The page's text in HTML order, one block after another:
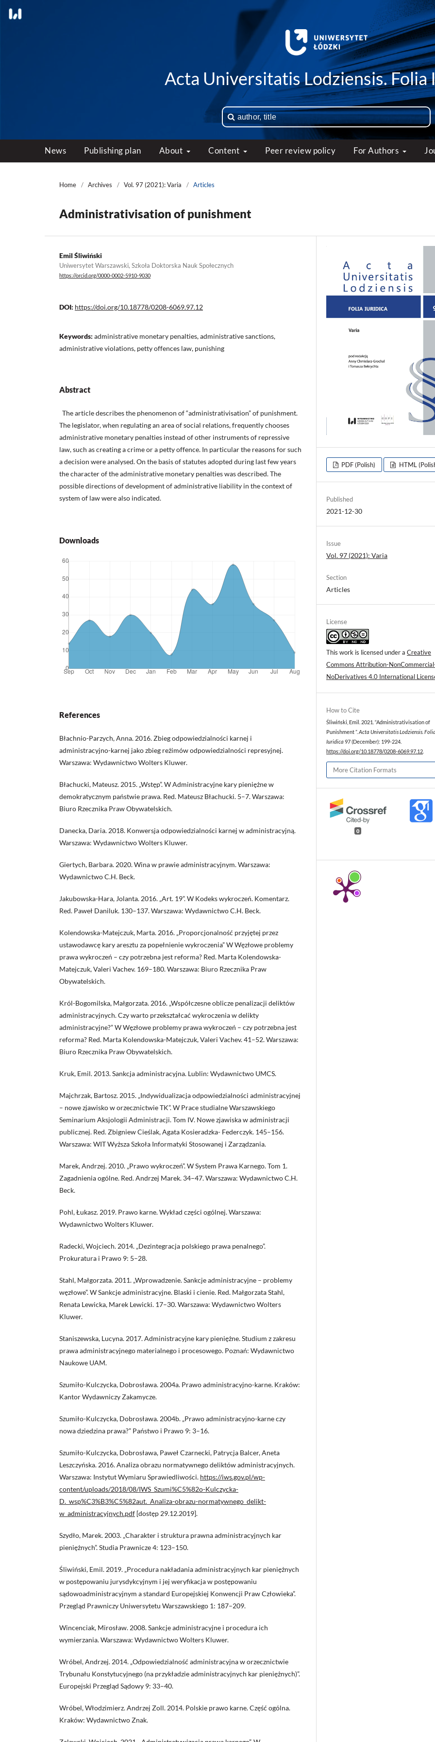
Acta Universitatis Lodziensis. Folia
News Publishing plan About Content Peer review policy For Authors
Home / Archives / Vol. 97 (2021): Varia / Articles
Administrativisation of punishment
Emil Śliwiński
Uniwersytet Warszawski, Szkoła Doktorska Nauk Społecznych
https://orcid.org/0000-0002-5910-9030
DOI: https://doi.org/10.18778/0208-6069.97.12
Keywords: administrative monetary penalties, administrative sanctions,
administrative violations, petty offences law, punishing
Abstract
The article describes the phenomenon of “administrativisation” of punishment.
The legislator, when regulating an area of social relations, frequently chooses
administrative monetary penalties instead of other instruments of repressive
law, such as creating a crime or a petty offence. In particular the reasons for such
a decision were analysed. On the basis of statutes adopted during last few years
the character of the administrative monetary penalties was described. The
possible directions of development of administrative liability in the context of
system of law were also indicated.
Downloads
References
Błachnio-Parzych, Anna. 2016. Zbieg odpowiedzialności karnej i
administracyjno-karnej jako zbieg reżimów odpowiedzialności represyjnej.
Warszawa: Wydawnictwo Wolters Kluwer.
Błachucki, Mateusz. 2015. „Wstęp”. W Administracyjne kary pieniężne w
demokratycznym państwie prawa. Red. Mateusz Błachucki. 5–7. Warszawa:
Biuro Rzecznika Praw Obywatelskich.
Danecka, Daria. 2018. Konwersja odpowiedzialności karnej w administracyjną.
Warszawa: Wydawnictwo Wolters Kluwer.
Giertych, Barbara. 2020. Wina w prawie administracyjnym. Warszawa:
Wydawnictwo C.H. Beck.
Jakubowska-Hara, Jolanta. 2016. „Art. 19”. W Kodeks wykroczeń. Komentarz.
Red. Paweł Daniluk. 130–137. Warszawa: Wydawnictwo C.H. Beck.
Kolendowska-Matejczuk, Marta. 2016. „Proporcjonalność przyjętej przez
ustawodawcę kary aresztu za popełnienie wykroczenia” W Węzłowe problemy
prawa wykroczeń – czy potrzebna jest reforma? Red. Marta Kolendowska-
Matejczuk, Valeri Vachev. 169–180. Warszawa: Biuro Rzecznika Praw
Obywatelskich.
Król-Bogomilska, Małgorzata. 2016. „Współczesne oblicze penalizacji deliktów
administracyjnych. Czy warto przekształcać wykroczenia w delikty
administracyjne?” W Węzłowe problemy prawa wykroczeń – czy potrzebna jest
reforma? Red. Marta Kolendowska-Matejczuk, Valeri Vachev. 41–52. Warszawa:
Biuro Rzecznika Praw Obywatelskich.
Kruk, Emil. 2013. Sankcja administracyjna. Lublin: Wydawnictwo UMCS.
Majchrzak, Bartosz. 2015. „Indywidualizacja odpowiedzialności administracyjnej
– nowe zjawisko w orzecznictwie TK”. W Prace studialne Warszawskiego
Seminarium Aksjologii Administracji. Tom IV. Nowe zjawiska w administracji
publicznej. Red. Zbigniew Cieślak, Agata Kosieradzka- Federczyk. 145–156.
Warszawa: WIT Wyższa Szkoła Informatyki Stosowanej i Zarządzania.
Marek, Andrzej. 2010. „Prawo wykroczeń”. W System Prawa Karnego. Tom 1.
Zagadnienia ogólne. Red. Andrzej Marek. 34–47. Warszawa: Wydawnictwo C.H.
Beck.
Pohl, Łukasz. 2019. Prawo karne. Wykład części ogólnej. Warszawa:
Wydawnictwo Wolters Kluwer.
Radecki, Wojciech. 2014. „Dezintegracja polskiego prawa penalnego”.
Prokuratura i Prawo 9: 5–28.
Stahl, Małgorzata. 2011. „Wprowadzenie. Sankcje administracyjne – problemy
węzłowe”. W Sankcje administracyjne. Blaski i cienie. Red. Małgorzata Stahl,
Renata Lewicka, Marek Lewicki. 17–30. Warszawa: Wydawnictwo Wolters
Kluwer.
Staniszewska, Lucyna. 2017. Administracyjne kary pieniężne. Studium z zakresu
prawa administracyjnego materialnego i procesowego. Poznań: Wydawnictwo
Naukowe UAM.
Szumiło-Kulczycka, Dobrosława. 2004a. Prawo administracyjno-karne. Kraków:
Kantor Wydawniczy Zakamycze.
Szumiło-Kulczycka, Dobrosława. 2004b. „Prawo administracyjno-karne czy
nowa dziedzina prawa?” Państwo i Prawo 9: 3–16.
Szumiło-Kulczycka, Dobrosława, Paweł Czarnecki, Patrycja Balcer, Aneta
Leszczyńska. 2016. Analiza obrazu normatywnego deliktów administracyjnych.
Warszawa: Instytut Wymiaru Sprawiedliwości. https://iws.gov.pl/wp-
content/uploads/2018/08/IWS_Szumi%C5%82o-Kulczycka-
D._wsp%C3%B3%C5%82aut._Analiza-obrazu-normatywnego_delikt-
w_administracyjnych.pdf [dostęp 29.12.2019].
Szydło, Marek. 2003. „Charakter i struktura prawna administracyjnych kar
pieniężnych”. Studia Prawnicze 4: 123–150.
Śliwiński, Emil. 2019. „Procedura nakładania administracyjnych kar pieniężnych
w postępowaniu jurysdykcyjnym i jej weryfikacja w postępowaniu
sądowoadministracyjnym a standard Europejskiej Konwencji Praw Człowieka”.
Przegląd Prawniczy Uniwersytetu Warszawskiego 1: 187–209.
Wincenciak, Mirosław. 2008. Sankcje administracyjne i procedura ich
wymierzania. Warszawa: Wydawnictwo Wolters Kluwer.
Wróbel, Andrzej. 2014. „Odpowiedzialność administracyjna w orzecznictwie
Trybunału Konstytucyjnego (na przykładzie administracyjnych kar pieniężnych)”.
Europejski Przegląd Sądowy 9: 33–40.
Wróbel, Włodzimierz. Andrzej Zoll. 2014. Polskie prawo karne. Część ogólna.
Kraków: Wydawnictwo Znak.
PDF (Polish) HTML
Published
2021-12-30
Issue
Vol. 97 (2021): Varia
Section
Articles
License
This work is licensed under a Creative
Commons Attribution-
NoDerivatives 4.0 International
How to Cite
Śliwiński, Emil. 2021. “Administrativisation of
Punishment ”. Acta Universitatis Lodziensis.
Iuridica 97 (December): 199-224.
https://doi.org/10.18778/0208-6069.97.12
More Citation Formats
0